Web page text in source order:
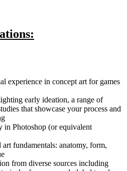
experience in concept art for games
early ideation, a range of
that showcase your process and
in Photoshop (or equivalent
fundamentals: anatomy, form,
from diverse sources including